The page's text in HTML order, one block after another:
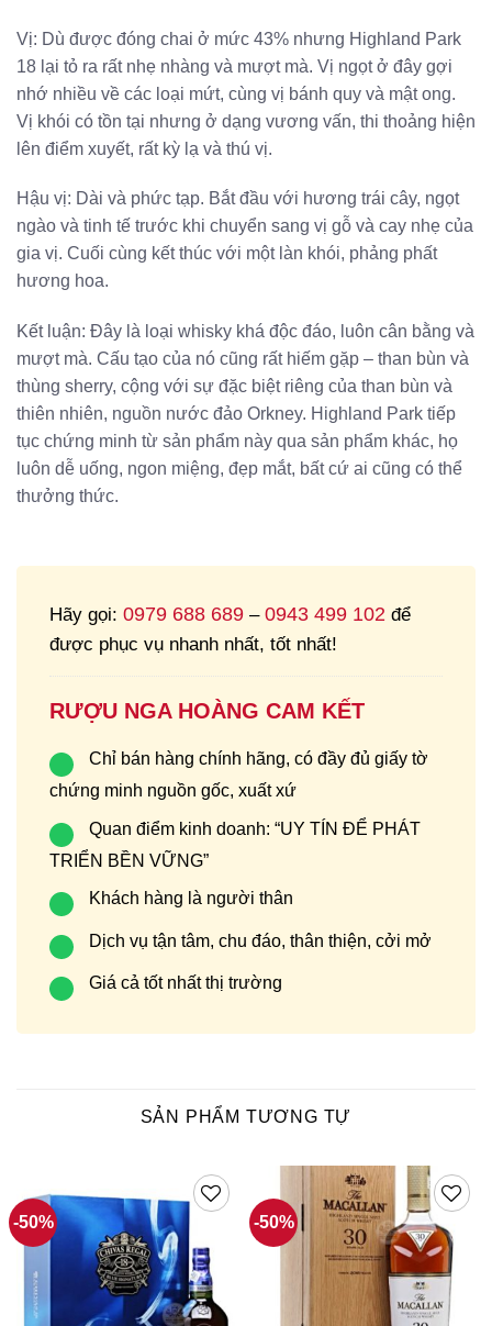
Vị: Dù được đóng chai ở mức 43% nhưng Highland Park
18 lại tỏ ra rất nhẹ nhàng và mượt mà. Vị ngọt ở đây gợi
nhớ nhiều về các loại mứt, cùng vị bánh quy và mật ong.
Vị khói có tồn tại nhưng ở dạng vương vấn, thi thoảng hiện
lên điểm xuyết, rất kỳ lạ và thú vị.
Hậu vị: Dài và phức tạp. Bắt đầu với hương trái cây, ngọt
ngào và tinh tế trước khi chuyển sang vị gỗ và cay nhẹ của
gia vị. Cuối cùng kết thúc với một làn khói, phảng phất
hương hoa.
Kết luận: Đây là loại whisky khá độc đáo, luôn cân bằng và
mượt mà. Cấu tạo của nó cũng rất hiếm gặp – than bùn và
thùng sherry, cộng với sự đặc biệt riêng của than bùn và
thiên nhiên, nguồn nước đảo Orkney. Highland Park tiếp
tục chứng minh từ sản phẩm này qua sản phẩm khác, họ
luôn dễ uống, ngon miệng, đẹp mắt, bất cứ ai cũng có thể
thưởng thức.
Hãy gọi: 0979 688 689 – 0943 499 102 để
được phục vụ nhanh nhất, tốt nhất!
RƯỢU NGA HOÀNG CAM KẾT
Chỉ bán hàng chính hãng, có đầy đủ giấy tờ
chứng minh nguồn gốc, xuất xứ
Quan điểm kinh doanh: “UY TÍN ĐỂ PHÁT
TRIỂN BỀN VỮNG”
Khách hàng là người thân
Dịch vụ tận tâm, chu đáo, thân thiện, cởi mở
Giá cả tốt nhất thị trường
SẢN PHẨM TƯƠNG TỰ
-50% -50%